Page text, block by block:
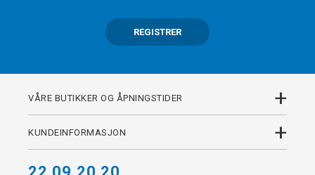
REGISTRER
VÅRE BUTIKKER OG ÅPNINGSTIDER +
KUNDEINFORMASJON +